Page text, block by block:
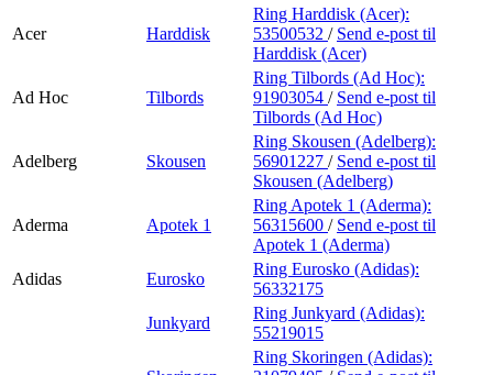
Acer Harddisk
Ring Harddisk (Acer):
53500532 / Send e-post til
Harddisk (Acer)
Ad Hoc Tilbords
Ring Tilbords (Ad Hoc):
91903054 / Send e-post til
Tilbords (Ad Hoc)
Adelberg Skousen
Ring Skousen (Adelberg):
56901227 / Send e-post til
Skousen (Adelberg)
Aderma Apotek 1
Ring Apotek 1 (Aderma):
56315600 / Send e-post til
Apotek 1 (Aderma)
Adidas
Eurosko
Ring Eurosko (Adidas):
56332175
Junkyard
Ring Junkyard (Adidas):
55219015
Ring Skoringen (Adidas):